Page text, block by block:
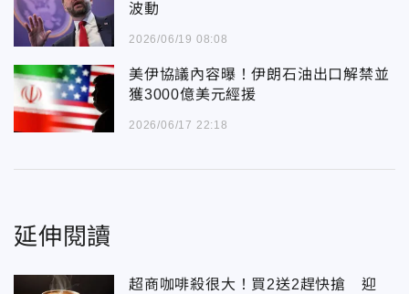
波動
2026/06/19 08:08
美伊協議內容曝！伊朗石油出口解禁並
獲3000億美元經援
2026/06/17 22:18
延伸閱讀
超商咖啡殺很大！買2送2趕快搶 迎